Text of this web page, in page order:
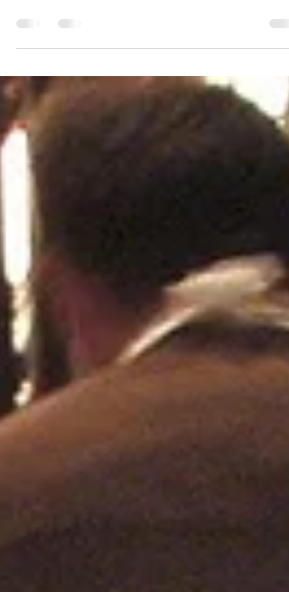
断捨離した結果」 の続きですが・・・ 離婚しよ
か悩んでいるときは しなくてよし。 離婚した友
るしか選択肢のない状況になる。...